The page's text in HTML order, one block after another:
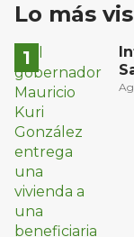
Lo más